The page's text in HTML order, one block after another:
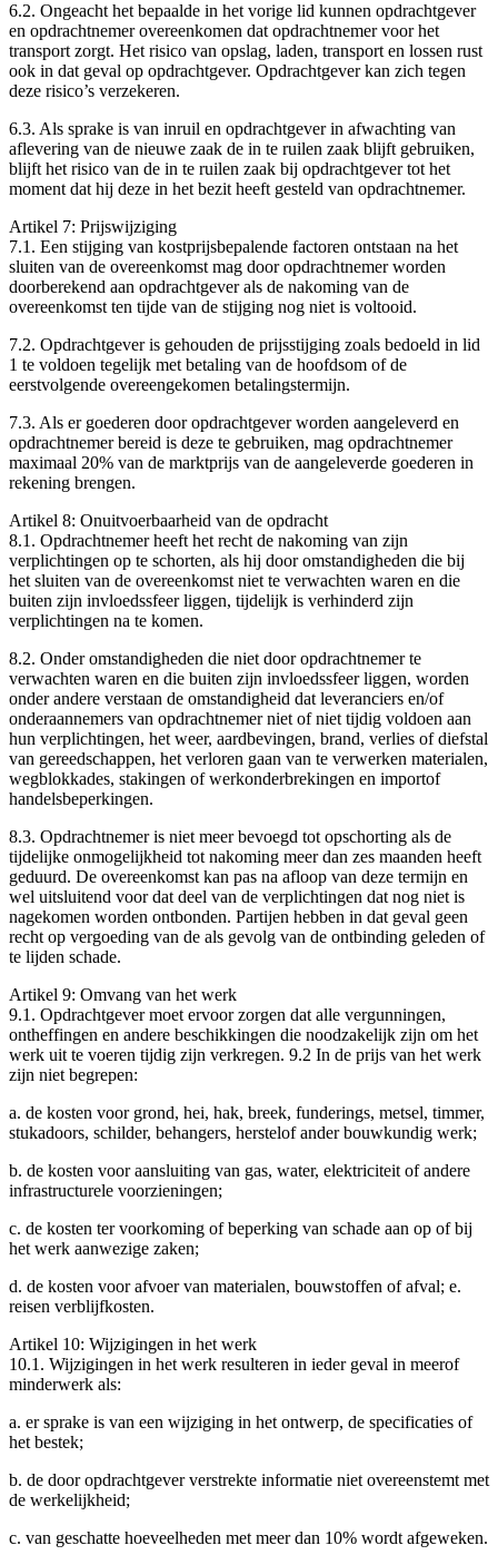
6.2. Ongeacht het bepaalde in het vorige lid kunnen opdrachtgever
en opdrachtnemer overeenkomen dat opdrachtnemer voor het
transport zorgt. Het risico van opslag, laden, transport en lossen rust
ook in dat geval op opdrachtgever. Opdrachtgever kan zich tegen
deze risico’s verzekeren.
6.3. Als sprake is van inruil en opdrachtgever in afwachting van
aflevering van de nieuwe zaak de in te ruilen zaak blijft gebruiken,
blijft het risico van de in te ruilen zaak bij opdrachtgever tot het
moment dat hij deze in het bezit heeft gesteld van opdrachtnemer.
Artikel 7: Prijswijziging
7.1. Een stijging van kostprijsbepalende factoren ontstaan na het
sluiten van de overeenkomst mag door opdrachtnemer worden
doorberekend aan opdrachtgever als de nakoming van de
overeenkomst ten tijde van de stijging nog niet is voltooid.
7.2. Opdrachtgever is gehouden de prijsstijging zoals bedoeld in lid
1 te voldoen tegelijk met betaling van de hoofdsom of de
eerstvolgende overeengekomen betalingstermijn.
7.3. Als er goederen door opdrachtgever worden aangeleverd en
opdrachtnemer bereid is deze te gebruiken, mag opdrachtnemer
maximaal 20% van de marktprijs van de aangeleverde goederen in
rekening brengen.
Artikel 8: Onuitvoerbaarheid van de opdracht
8.1. Opdrachtnemer heeft het recht de nakoming van zijn
verplichtingen op te schorten, als hij door omstandigheden die bij
het sluiten van de overeenkomst niet te verwachten waren en die
buiten zijn invloedssfeer liggen, tijdelijk is verhinderd zijn
verplichtingen na te komen.
8.2. Onder omstandigheden die niet door opdrachtnemer te
verwachten waren en die buiten zijn invloedssfeer liggen, worden
onder andere verstaan de omstandigheid dat leveranciers en/of
onderaannemers van opdrachtnemer niet of niet tijdig voldoen aan
hun verplichtingen, het weer, aardbevingen, brand, verlies of diefstal
van gereedschappen, het verloren gaan van te verwerken materialen,
wegblokkades, stakingen of werkonderbrekingen en import­of
handelsbeperkingen.
8.3. Opdrachtnemer is niet meer bevoegd tot opschorting als de
tijdelijke onmogelijkheid tot nakoming meer dan zes maanden heeft
geduurd. De overeenkomst kan pas na afloop van deze termijn en
wel uitsluitend voor dat deel van de verplichtingen dat nog niet is
nagekomen worden ontbonden. Partijen hebben in dat geval geen
recht op vergoeding van de als gevolg van de ontbinding geleden of
te lijden schade.
Artikel 9: Omvang van het werk
9.1. Opdrachtgever moet ervoor zorgen dat alle vergunningen,
ontheffingen en andere beschikkingen die noodzakelijk zijn om het
werk uit te voeren tijdig zijn verkregen. 9.2 In de prijs van het werk
zijn niet begrepen:
a. de kosten voor grond­, hei­, hak­, breek­, funderings­, metsel­, timmer­,
stukadoors­, schilder­, behangers­, herstel­of ander bouwkundig werk;
b. de kosten voor aansluiting van gas, water, elektriciteit of andere
infrastructurele voorzieningen;
c. de kosten ter voorkoming of beperking van schade aan op of bij
het werk aanwezige zaken;
d. de kosten voor afvoer van materialen, bouwstoffen of afval; e.
reis­en verblijfkosten.
Artikel 10: Wijzigingen in het werk
10.1. Wijzigingen in het werk resulteren in ieder geval in meerof
minderwerk als:
a. er sprake is van een wijziging in het ontwerp, de specificaties of
het bestek;
b. de door opdrachtgever verstrekte informatie niet overeenstemt met
de werkelijkheid;
c. van geschatte hoeveelheden met meer dan 10% wordt afgeweken.